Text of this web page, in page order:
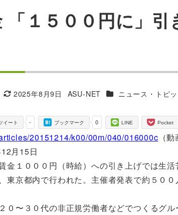
「１５００円に」
更新日
2025年8月9日
著
ASU-NET カテゴリー
ニュース・トピ
-
イート 0
ブックマーク LINE Pocket
20151214/k00/00m/040/016000c （
月15日
金１０００円（時給）への引き上げでは生
東京都内で行われた。主催者発表で約５００
０〜３０代の非正規労働者などでつくるグ